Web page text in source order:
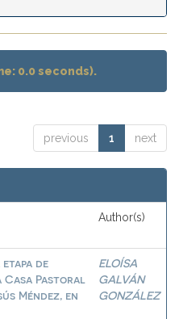
0.0 seconds).
previous 1 next
Author(s)
de
Pastoral
Méndez, en
ELOÍSA
GALVÁN
GONZÁLEZ